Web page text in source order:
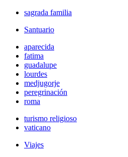
sagrada familia
Santuario
aparecida
fatima
guadalupe
lourdes
medjugorje
peregrinación
roma
turismo religioso
vaticano
Viajes